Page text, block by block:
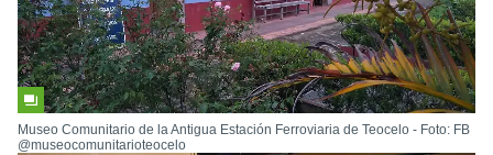
Museo Comunitario de la Antigua Estación Ferroviaria de Teocelo - Foto: FB
@museocomunitarioteocelo